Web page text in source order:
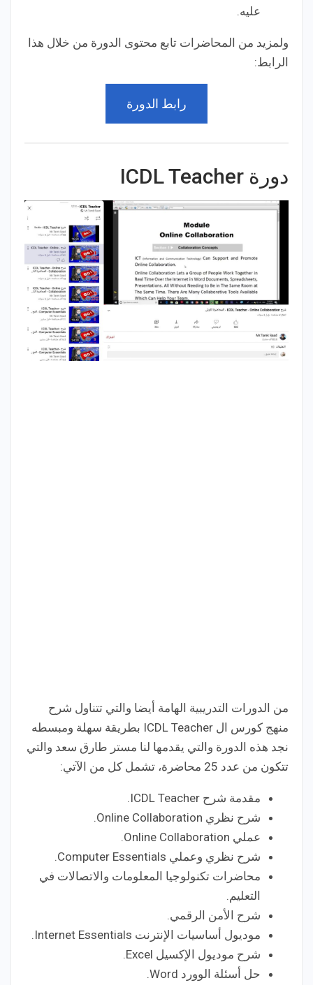
عليه.
ولمزيد من المحاضرات تابع محتوى الدورة من خلال هذا
الرابط:
رابط الدورة
دورة ICDL Teacher
من الدورات التدريبية الهامة أيضا والتي تتناول شرح
منهج كورس ال ICDL Teacher بطريقة سهلة ومبسطه
نجد هذه الدورة والتي يقدمها لنا مستر طارق سعد والتي
تتكون من عدد 25 محاضرة، تشمل كل من الآتي:
مقدمة شرح ICDL Teacher.
شرح نظري Online Collaboration.
عملي Online Collaboration.
شرح نظري وعملي Computer Essentials.
محاضرات تكنولوجيا المعلومات والاتصالات في
التعليم.
شرح الأمن الرقمي.
موديول أساسيات الإنترنت Internet Essentials.
شرح موديول الإكسيل Excel.
حل أسئلة الوورد Word.